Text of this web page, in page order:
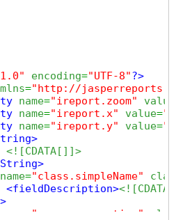
(
List<Operation> ls =
		  String path =
//C:\Users\kING\Documents
File file =
encoding="UTF-8"?>
="http://
name="ireport.zoom" value
name="ireport.x" value=
name="ireport.y" value=
>
<![CDATA[]]>
>
name="class.simpleName"
<fieldDescription>
>
"numero_operation"